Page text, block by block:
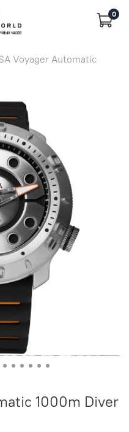
0
Voyager Automatic
1000m Diver